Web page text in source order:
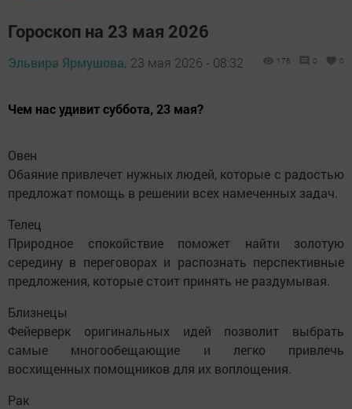
Гороскоп на 23 мая 2026
Эльвира Ярмушова, 23 мая 2026 - 08:32 176 0 0
Чем нас удивит суббота, 23 мая?
Овен
Обаяние привлечет нужных людей, которые с радостью
предложат помощь в решении всех намеченных задач.
Телец
Природное спокойствие поможет найти золотую
середину в переговорах и распознать перспективные
предложения, которые стоит принять не раздумывая.
Близнецы
Фейерверк оригинальных идей позволит выбрать
самые многообещающие и легко привлечь
восхищенных помощников для их воплощения.
Рак